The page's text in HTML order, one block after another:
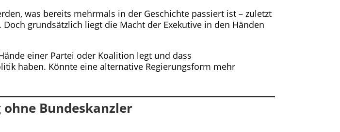
was bereits mehrmals in der Geschichte passiert ist – zuletzt
grundsätzlich liegt die Macht der Exekutive in den Händen
einer Partei oder Koalition legt und dass
haben. Könnte eine alternative Regierungsform mehr
Bundeskanzler